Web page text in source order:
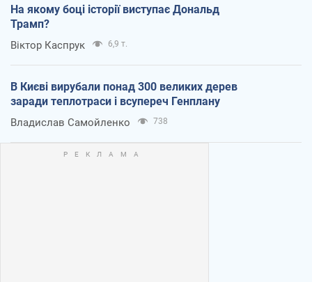
На якому боці історії виступає Дональд
Трамп?
Віктор Каспрук 6,9 т.
В Києві вирубали понад 300 великих дерев
заради теплотраси і всупереч Генплану
Владислав Самойленко 738